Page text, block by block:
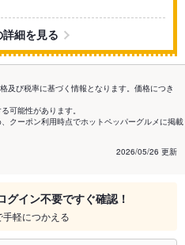
細を見る
び税率に基づく情報となります。価格につき
可能性があります。
クーポン利用時点でホットペッパーグルメに掲載
2026/05/26 更新
グイン不要ですぐ確認！
軽につかえる